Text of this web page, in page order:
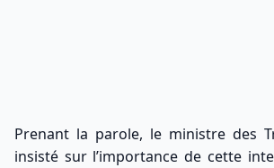
Prenant la parole, le ministre des
insisté sur l’importance de cette